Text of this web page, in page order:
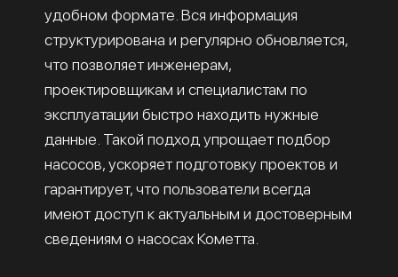
удобном формате. Вся информация
структурирована и регулярно обновляется,
что позволяет инженерам,
проектировщикам и специалистам по
эксплуатации быстро находить нужные
данные. Такой подход упрощает подбор
насосов, ускоряет подготовку проектов и
гарантирует, что пользователи всегда
имеют доступ к актуальным и достоверным
сведениям о насосах Кометта.